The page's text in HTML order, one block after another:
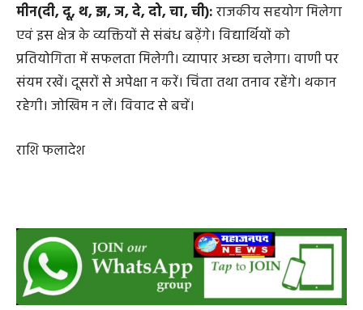
मीन(दी, दू, थ, झ, ञ, दे, दो, चा, ची):राजकीय सहयोग मिलेगा
एवं इस क्षेत्र के व्यक्तियों से संबंध बढ़ेंगे। विद्यार्थियों को
प्रतियोगिता में सफलता मिलेगी। व्यापार अच्छा चलेगा। वाणी पर
संयम रखें। दूसरों से अपेक्षा न करें। चिंता तथा तनाव रहेंगे। थकान
रहेगी। जोखिम न लें। विवाद से बचें।
राशि फलादेश